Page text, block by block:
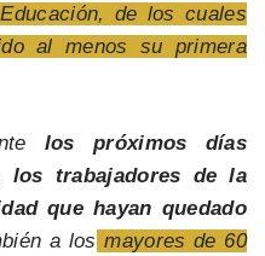
de los cuales
al menos su primera
los próximos días
los trabajadores de la
que hayan quedado
a los mayores de 60